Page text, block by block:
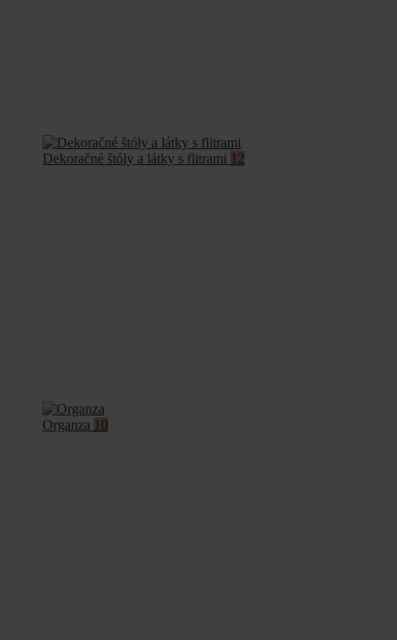
Dekoračné štóly a látky s flitrami 12
Organza 10